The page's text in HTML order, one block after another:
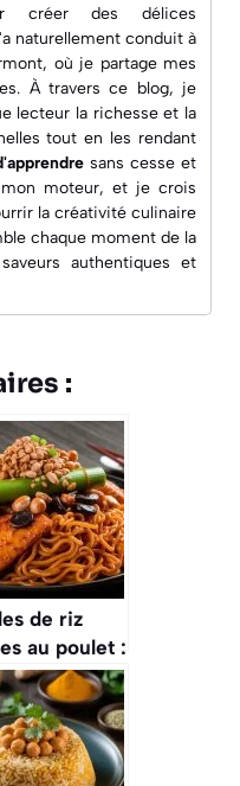
créer des délices
naturellement conduit à
, où je partage mes
À travers ce blog, je
lecteur la richesse et la
tout en les rendant
sans cesse et
moteur, et je crois
la créativité culinaire
chaque moment de la
authentiques et
:
de riz
au poulet :